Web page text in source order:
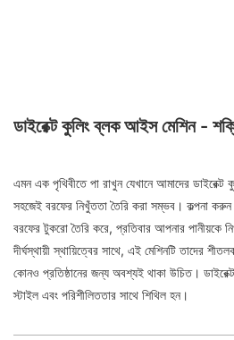
ডাইরেক্ট কুলিং ব্লক আইস মেশিন -
এমন এক পৃথিবীতে পা রাখুন যেখানে আমাদের ডাইরেক্ট
সহজেই বরফের নিখুঁততা তৈরি করা সম্ভব। কল্পনা
বরফের টুকরো তৈরি করে, প্রতিবার আপনার পানীয়কে
দীর্ঘস্থায়ী স্থায়িত্বের সাথে, এই মেশিনটি তাদের
কোনও প্রতিষ্ঠানের জন্য অবশ্যই থাকা উচিত।
স্টাইল এবং পরিশীলিততার সাথে শিথিল হন।